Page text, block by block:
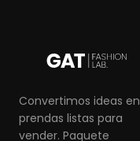
Convertimos ideas en
prendas listas para
vender. Paquete